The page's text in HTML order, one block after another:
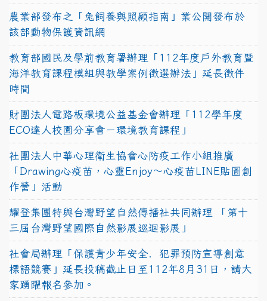
農業部發布之「兔飼養與照顧指南」業公開發布於
該部動物保護資訊網
教育部國民及學前教育署辦理「112年度戶外教育暨
海洋教育課程模組與教學案例徵選辦法」延長徵件
時間
財團法人電路板環境公益基金會辦理「112學年度
ECO達人校園分享會－環境教育課程」
社團法人中華心理衛生協會心防疫工作小組推廣
「Drawing心疫苗，心靈Enjoy〜心疫苗LINE貼圖創
作營」活動
耀登集團特與台灣野望自然傳播社共同辦理 「第十
三屆台灣野望國際自然影展巡迴影展」
社會局辦理「保護青少年安全．犯罪預防宣導創意
標語競賽」延長投稿截止日至112年8月31日，請大
家踴躍報名參加。